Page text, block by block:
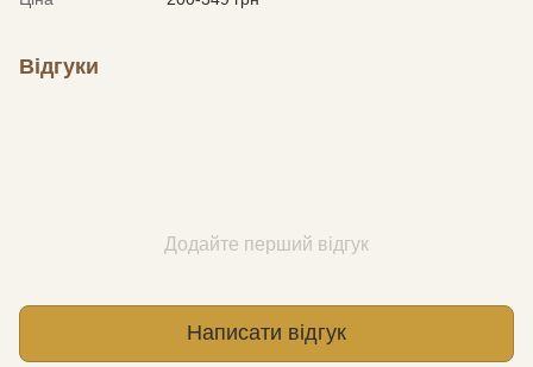
Відгуки
Додайте перший відгук
Написати відгук